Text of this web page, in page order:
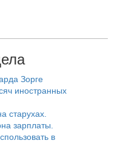
Зорге
иностранных
старухах.
зарплаты.
в